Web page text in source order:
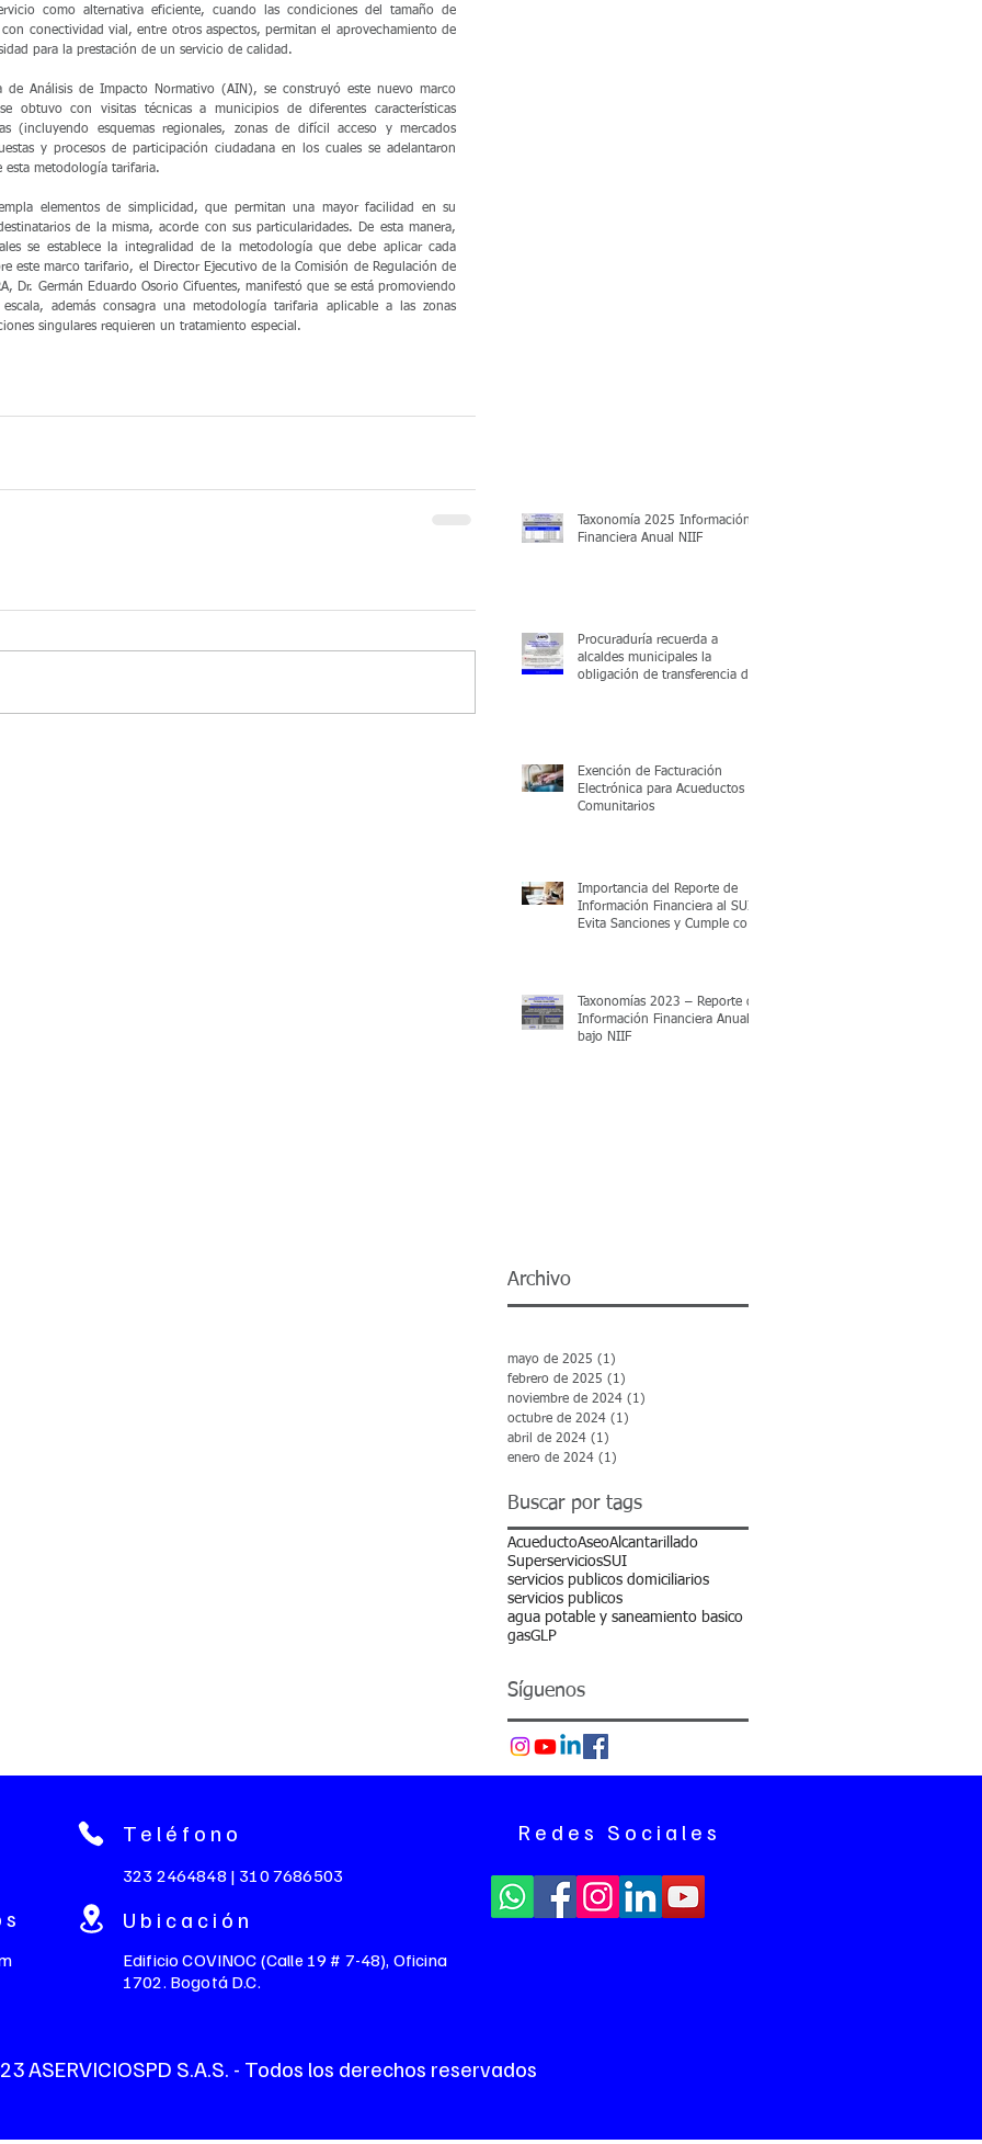
como alternativa eficiente, cuando las condiciones del tamaño de
conectividad vial, entre otros aspectos, permitan el aprovechamiento de
para la prestación de un servicio de calidad.
de Análisis de Impacto Normativo (AIN), se construyó este nuevo marco
obtuvo con visitas técnicas a municipios de diferentes características
(incluyendo esquemas regionales, zonas de difícil acceso y mercados
y procesos de participación ciudadana en los cuales se adelantaron
esta metodología tarifaria.
elementos de simplicidad, que permitan una mayor facilidad en su
de la misma, acorde con sus particularidades. De esta manera,
se establece la integralidad de la metodología que debe aplicar cada
este marco tarifario, el Director Ejecutivo de la Comisión de Regulación de
Dr. Germán Eduardo Osorio Cifuentes, manifestó que se está promoviendo
además consagra una metodología tarifaria aplicable a las zonas
singulares requieren un tratamiento especial.
Taxonomía 2025 Información
Financiera Anual NIIF
Procuraduría recuerda a
alcaldes municipales la
obligación de transferencia de
Exención de Facturación
Electrónica para Acueductos
Comunitarios
Importancia del Reporte de
Información Financiera al SUI:
Evita Sanciones y Cumple con
Taxonomías 2023 – Reporte de
Información Financiera Anual
bajo NIIF
Archivo
mayo de 2025 (1)
febrero de 2025 (1)
noviembre de 2024 (1)
octubre de 2024 (1)
abril de 2024 (1)
enero de 2024 (1)
Buscar por tags
AcueductoAseoAlcantarillado
SuperserviciosSUI
servicios publicos domiciliarios
servicios publicos
agua potable y saneamiento basico
gasGLP
Síguenos
Teléfono
323 2464848 | 310 7686503
Ubicación
Edificio COVINOC (Calle 19 # 7-48), Oficina
1702. Bogotá D.C.
Redes Sociales
ASERVICIOSPD S.A.S. - Todos los derechos reservados